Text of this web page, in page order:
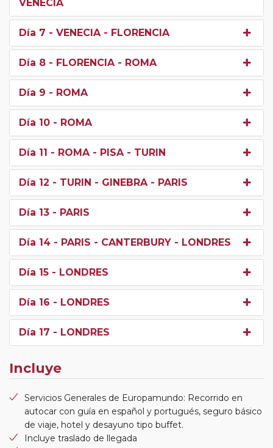
VENECIA
Día 7 - VENECIA - FLORENCIA
Día 8 - FLORENCIA - ROMA
Día 9 - ROMA
Día 10 - ROMA
Día 11 - ROMA - PISA - TURIN
Día 12 - TURIN - GINEBRA - PARIS
Día 13 - PARIS
Día 14 - PARIS - CANTERBURY - LONDRES
Día 15 - LONDRES
Día 16 - LONDRES
Día 17 - LONDRES
Incluye
Servicios Generales de Europamundo: Recorrido en
autocar con guía en español y portugués, seguro básico
de viaje, hotel y desayuno tipo buffet.
Incluye traslado de llegada